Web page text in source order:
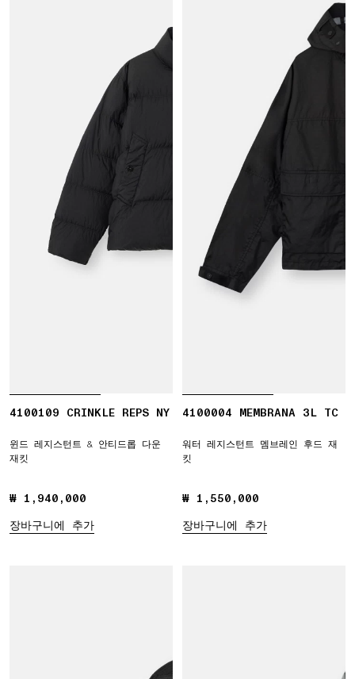
4100109 CRINKLE REPS NY
윈드 레지스턴트 & 안티드롭 다운
재킷
₩ 1,940,000
₩ 1,940,000
장바구니에 추가
4100004 MEMBRANA 3L TC
워터 레지스턴트 멤브레인 후드 재
킷
₩ 1,550,000
₩ 1,550,000
장바구니에 추가